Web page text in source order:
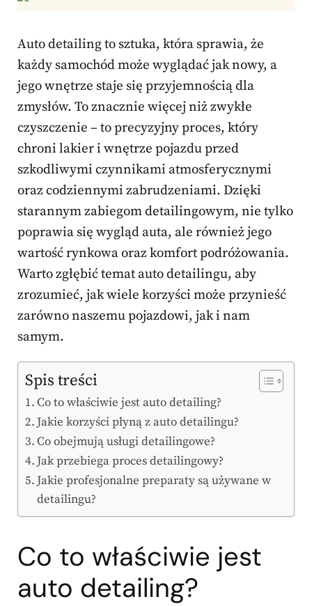
Auto detailing to sztuka, która sprawia, że
każdy samochód może wyglądać jak nowy, a
jego wnętrze staje się przyjemnością dla
zmysłów. To znacznie więcej niż zwykłe
czyszczenie – to precyzyjny proces, który
chroni lakier i wnętrze pojazdu przed
szkodliwymi czynnikami atmosferycznymi
oraz codziennymi zabrudzeniami. Dzięki
starannym zabiegom detailingowym, nie tylko
poprawia się wygląd auta, ale również jego
wartość rynkowa oraz komfort podróżowania.
Warto zgłębić temat auto detailingu, aby
zrozumieć, jak wiele korzyści może przynieść
zarówno naszemu pojazdowi, jak i nam
samym.
Spis treści
Co to właściwie jest auto detailing?
Jakie korzyści płyną z auto detailingu?
Co obejmują usługi detailingowe?
Jak przebiega proces detailingowy?
Jakie profesjonalne preparaty są używane w
detailingu?
Co to właściwie jest
auto detailing?